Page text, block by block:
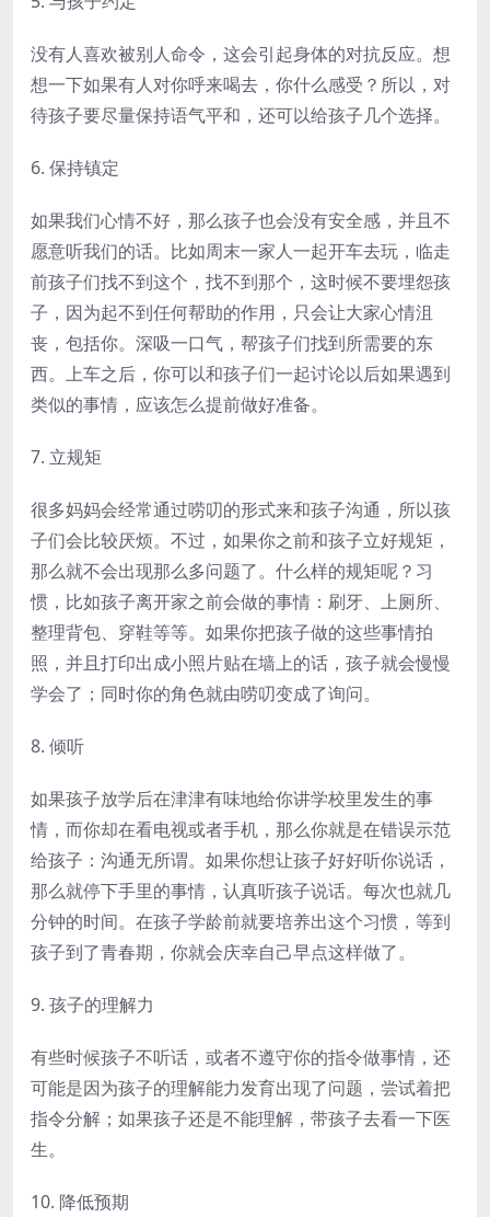
没有人喜欢被别人命令，这会引起身体的对抗反应。想
想一下如果有人对你呼来喝去，你什么感受？所以，对
待孩子要尽量保持语气平和，还可以给孩子几个选择。
6. 保持镇定
如果我们心情不好，那么孩子也会没有安全感，并且不
愿意听我们的话。比如周末一家人一起开车去玩，临走
前孩子们找不到这个，找不到那个，这时候不要埋怨孩
子，因为起不到任何帮助的作用，只会让大家心情沮
丧，包括你。深吸一口气，帮孩子们找到所需要的东
西。上车之后，你可以和孩子们一起讨论以后如果遇到
类似的事情，应该怎么提前做好准备。
7. 立规矩
很多妈妈会经常通过唠叨的形式来和孩子沟通，所以孩
子们会比较厌烦。不过，如果你之前和孩子立好规矩，
那么就不会出现那么多问题了。什么样的规矩呢？习
惯，比如孩子离开家之前会做的事情：刷牙、上厕所、
整理背包、穿鞋等等。如果你把孩子做的这些事情拍
照，并且打印出成小照片贴在墙上的话，孩子就会慢慢
学会了；同时你的角色就由唠叨变成了询问。
8. 倾听
如果孩子放学后在津津有味地给你讲学校里发生的事
情，而你却在看电视或者手机，那么你就是在错误示范
给孩子：沟通无所谓。如果你想让孩子好好听你说话，
那么就停下手里的事情，认真听孩子说话。每次也就几
分钟的时间。在孩子学龄前就要培养出这个习惯，等到
孩子到了青春期，你就会庆幸自己早点这样做了。
9. 孩子的理解力
有些时候孩子不听话，或者不遵守你的指令做事情，还
可能是因为孩子的理解能力发育出现了问题，尝试着把
指令分解；如果孩子还是不能理解，带孩子去看一下医
生。
10. 降低预期